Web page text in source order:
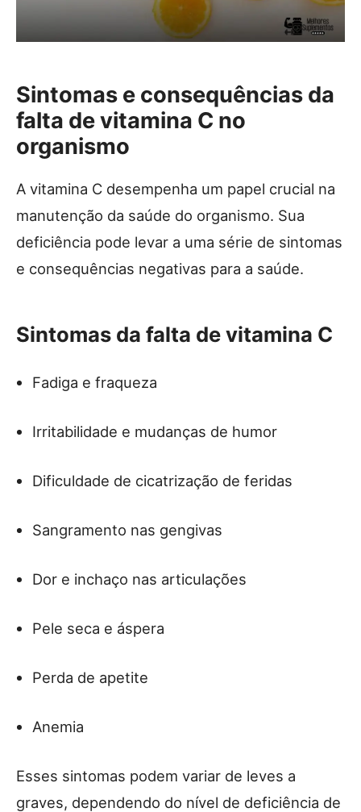
Sintomas e consequências da
falta de vitamina C no
organismo
A vitamina C desempenha um papel crucial na
manutenção da saúde do organismo. Sua
deficiência pode levar a uma série de sintomas
e consequências negativas para a saúde.
Sintomas da falta de vitamina C
Fadiga e fraqueza
Irritabilidade e mudanças de humor
Dificuldade de cicatrização de feridas
Sangramento nas gengivas
Dor e inchaço nas articulações
Pele seca e áspera
Perda de apetite
Anemia
Esses sintomas podem variar de leves a
graves, dependendo do nível de deficiência de